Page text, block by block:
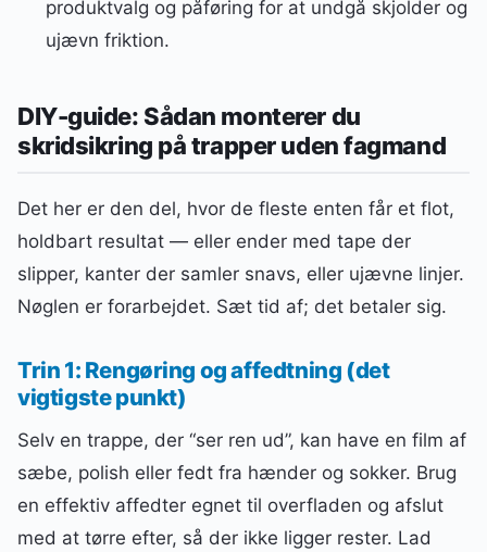
produktvalg og påføring for at undgå skjolder og
ujævn friktion.
DIY-guide: Sådan monterer du
skridsikring på trapper uden fagmand
Det her er den del, hvor de fleste enten får et flot,
holdbart resultat — eller ender med tape der
slipper, kanter der samler snavs, eller ujævne linjer.
Nøglen er forarbejdet. Sæt tid af; det betaler sig.
Trin 1: Rengøring og affedtning (det
vigtigste punkt)
Selv en trappe, der “ser ren ud”, kan have en film af
sæbe, polish eller fedt fra hænder og sokker. Brug
en effektiv affedter egnet til overfladen og afslut
med at tørre efter, så der ikke ligger rester. Lad